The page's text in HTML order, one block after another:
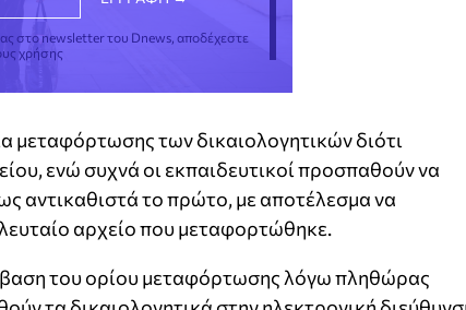
στο newsletter του Dnews, αποδέχεστε
χρήσης
μεταφόρτωσης των δικαιολογητικών διότι
ενώ συχνά οι εκπαιδευτικοί προσπαθούν να
αντικαθιστά το πρώτο, με αποτέλεσμα να
αρχείο που μεταφορτώθηκε.
του ορίου μεταφόρτωσης λόγω πληθώρας